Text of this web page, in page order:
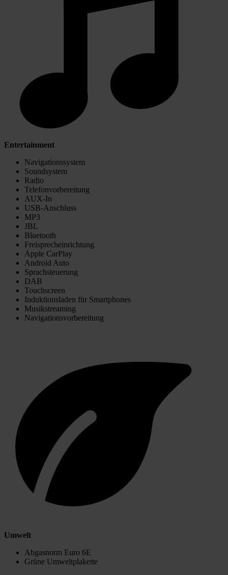
Entertainment
Navigationssystem
Soundsystem
Radio
Telefonvorbereitung
AUX-In
USB-Anschluss
MP3
JBL
Bluetooth
Freisprecheinrichtung
Apple CarPlay
Android Auto
Sprachsteuerung
DAB
Touchscreen
Induktionsladen für Smartphones
Musikstreaming
Navigationsvorbereitung
Umwelt
Abgasnorm Euro 6E
Grüne Umweltplakette